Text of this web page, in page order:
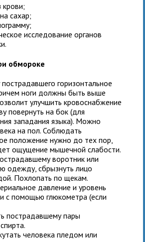
сахар;
исследование органов
обмороке
горизонтальное
ноги должны быть выше
улучшить кровоснабжение
повернуть на бок (для
западания языка). Можно
на пол. Соблюдать
положение нужно до тех пор,
ощущение мышечной слабости.
воротник или
одежду, сбрызнуть лицо
Похлопать по щекам.
давление и уровень
с помощью глюкометра (если
пострадавшему пары
человека пледом или